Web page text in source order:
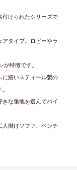
付けられたシリーズで
タイプ。ロビーやラ
が特徴です。
に細いスティール製の
な張地を選んでバイ
人掛けソファ、ベンチ